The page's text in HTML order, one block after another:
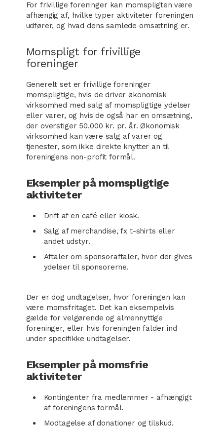
For frivillige foreninger kan momspligten være
afhængig af, hvilke typer aktiviteter foreningen
udfører, og hvad dens samlede omsætning er.
Momspligt for frivillige
foreninger
Generelt set er frivillige foreninger
momspligtige, hvis de driver økonomisk
virksomhed med salg af momspligtige ydelser
eller varer, og hvis de også har en omsætning,
der overstiger 50.000 kr. pr. år. Økonomisk
virksomhed kan være salg af varer og
tjenester, som ikke direkte knytter an til
foreningens non-profit formål.
Eksempler på momspligtige
aktiviteter
Drift af en café eller kiosk.
Salg af merchandise, fx t-shirts eller
andet udstyr.
Aftaler om sponsoraftaler, hvor der gives
ydelser til sponsorerne.
Der er dog undtagelser, hvor foreningen kan
være momsfritaget. Det kan eksempelvis
gælde for velgørende og almennyttige
foreninger, eller hvis foreningen falder ind
under specifikke undtagelser.
Eksempler på momsfrie
aktiviteter
Kontingenter fra medlemmer - afhængigt
af foreningens formål.
Modtagelse af donationer og tilskud.